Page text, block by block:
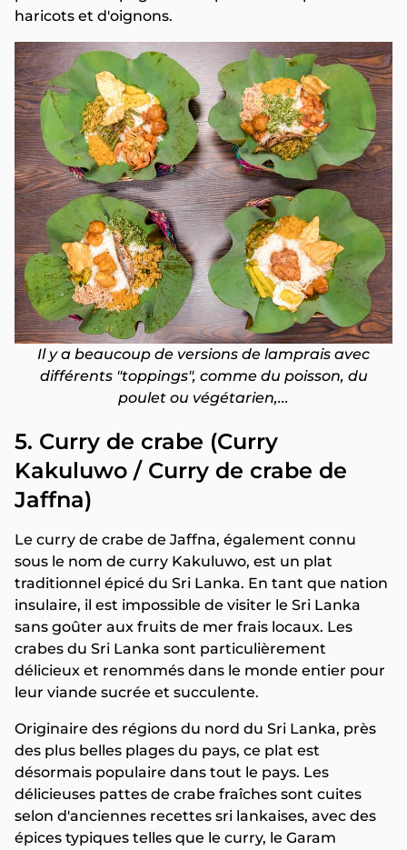
haricots et d'oignons.
Il y a beaucoup de versions de lamprais avec
différents "toppings", comme du poisson, du
poulet ou végétarien,...
5. Curry de crabe (Curry
Kakuluwo / Curry de crabe de
Jaffna)
Le curry de crabe de Jaffna, également connu
sous le nom de curry Kakuluwo, est un plat
traditionnel épicé du Sri Lanka. En tant que nation
insulaire, il est impossible de visiter le Sri Lanka
sans goûter aux fruits de mer frais locaux. Les
crabes du Sri Lanka sont particulièrement
délicieux et renommés dans le monde entier pour
leur viande sucrée et succulente.
Originaire des régions du nord du Sri Lanka, près
des plus belles plages du pays, ce plat est
désormais populaire dans tout le pays. Les
délicieuses pattes de crabe fraîches sont cuites
selon d'anciennes recettes sri lankaises, avec des
épices typiques telles que le curry, le Garam